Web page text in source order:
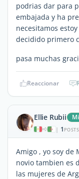
podrias dar para
embajada y ha
necesitamos
decidido primero
pasa muchas
Reaccionar
Ellie Rubii
| 1 POSTS
Amigo , yo soy de
novio tambien es
las mujeres de